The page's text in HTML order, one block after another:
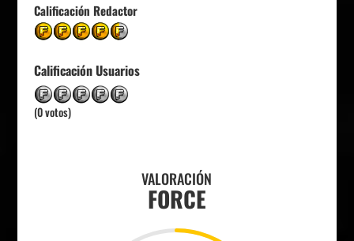
Calificación Redactor
Calificación Usuarios
(0 votos)
VALORACIÓN
FORCE